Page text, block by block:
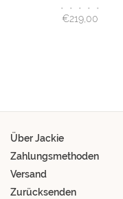
• • • • •
€219,00
Über Jackie
Zahlungsmethoden
Versand
Zurücksenden